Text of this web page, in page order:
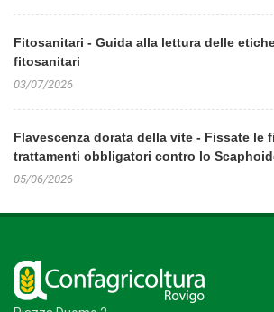
Fitosanitari - Guida alla lettura delle
fitosanitari
03/07/2026
Flavescenza dorata della vite - Fissate le
trattamenti obbligatori contro lo
05/06/2026